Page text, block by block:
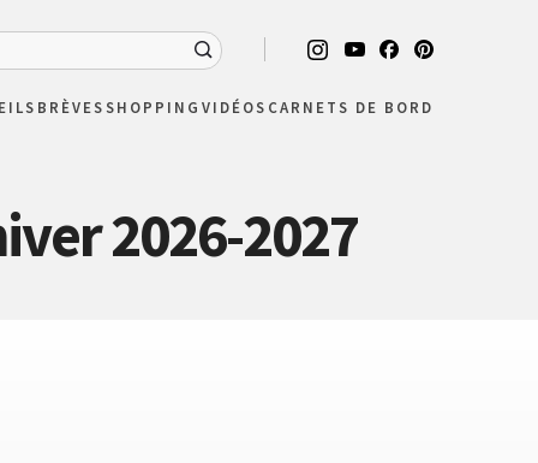
BRÈVESSHOPPING VIDÉOS CARNETS DE BORD
2026-2027